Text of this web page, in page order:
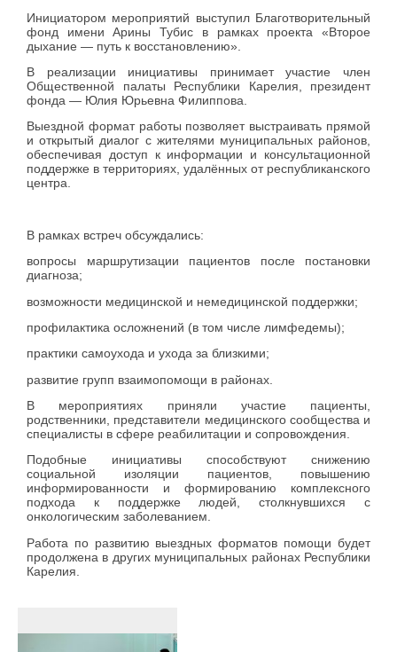
Инициатором мероприятий выступил Благотворительный
фонд имени Арины Тубис в рамках проекта «Второе
дыхание — путь к восстановлению».
В реализации инициативы принимает участие член
Общественной палаты Республики Карелия, президент
фонда — Юлия Юрьевна Филиппова.
Выездной формат работы позволяет выстраивать прямой
и открытый диалог с жителями муниципальных районов,
обеспечивая доступ к информации и консультационной
поддержке в территориях, удалённых от республиканского
центра.
В рамках встреч обсуждались:
вопросы маршрутизации пациентов после постановки
диагноза;
возможности медицинской и немедицинской поддержки;
профилактика осложнений (в том числе лимфедемы);
практики самоухода и ухода за близкими;
развитие групп взаимопомощи в районах.
В мероприятиях приняли участие пациенты,
родственники, представители медицинского сообщества и
специалисты в сфере реабилитации и сопровождения.
Подобные инициативы способствуют снижению
социальной изоляции пациентов, повышению
информированности и формированию комплексного
подхода к поддержке людей, столкнувшихся с
онкологическим заболеванием.
Работа по развитию выездных форматов помощи будет
продолжена в других муниципальных районах Республики
Карелия.